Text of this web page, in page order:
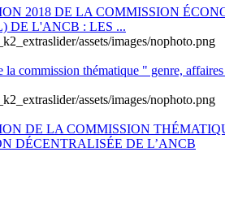
2018 DE LA COMMISSION
DE L'ANCB : LES ...
la commission thématique " genre,
DE LA COMMISSION
DÉCENTRALISÉE DE L’ANCB